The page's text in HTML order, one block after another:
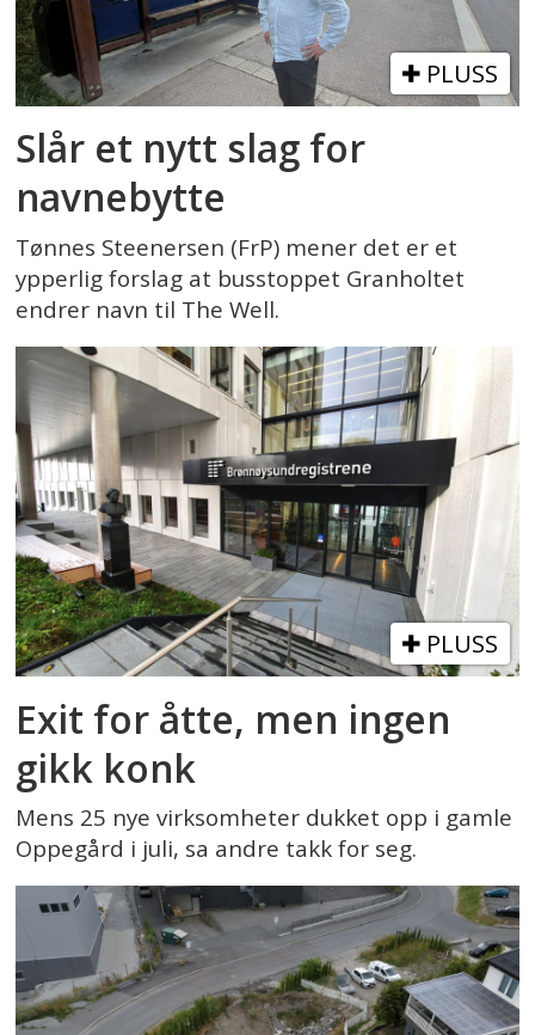
PLUSS
Slår et nytt slag for
navnebytte
Tønnes Steenersen (FrP) mener det er et
ypperlig forslag at busstoppet Granholtet
endrer navn til The Well.
PLUSS
Exit for åtte, men ingen
gikk konk
Mens 25 nye virksomheter dukket opp i gamle
Oppegård i juli, sa andre takk for seg.